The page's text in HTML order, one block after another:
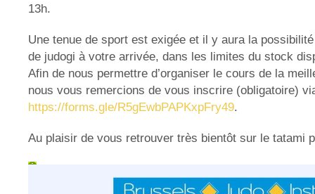
13h.
Une tenue de sport est exigée et il y aura la possibilité
de judogi à votre arrivée, dans les limites du stock
Afin de nous permettre d’organiser le cours de la
nous vous remercions de vous inscrire (obligatoire)
https://forms.gle/R5gEwbPAPKxpFry49.
Au plaisir de vous retrouver très bientôt sur le tatami